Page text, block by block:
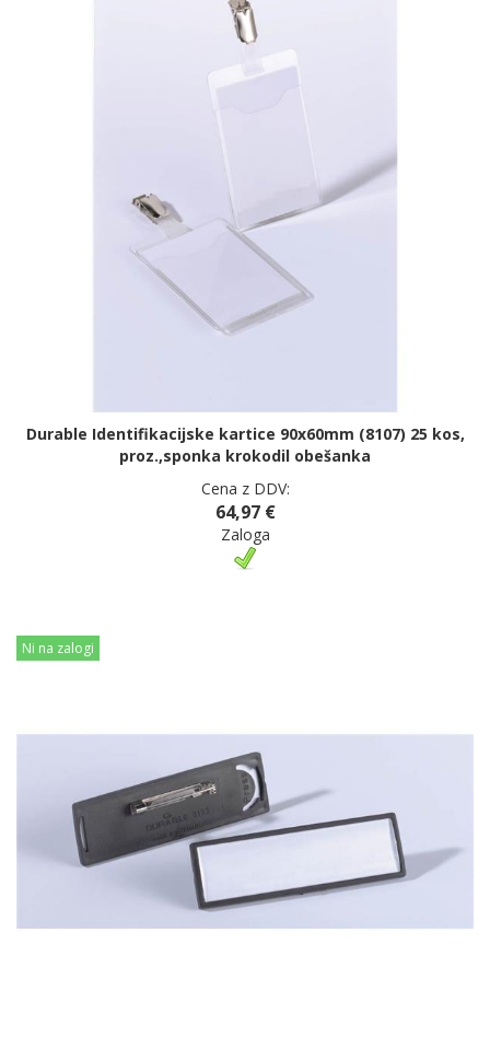
Durable Identifikacijske kartice 90x60mm (8107) 25 kos,
proz.,sponka krokodil obešanka
Cena z DDV:
64,97 €
Zaloga
Ni na zalogi